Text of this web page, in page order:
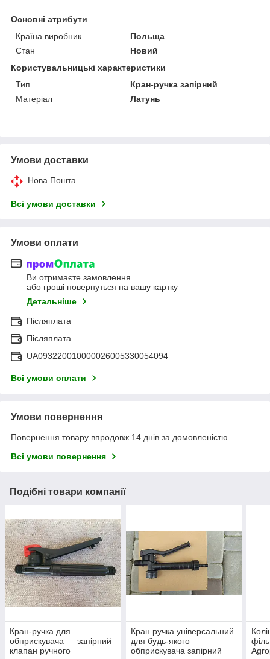
Основні атрибути
Країна виробник
Польща
Стан
Новий
Користувальницькі характеристики
Тип
Кран-ручка запірний
Матеріал
Латунь
Умови доставки
Нова Пошта
Всі умови доставки
Умови оплати
Ви отримаєте замовлення
або гроші повернуться на вашу картку
Детальніше
Післяплата
Післяплата
UA093220010000026005330054094
Всі умови оплати
Умови повернення
Повернення товару впродовж 14 днів за домовленістю
Всі умови повернення
Подібні товари компанії
Кран-ручка для
обприскувача — запірний
клапан ручного
Кран ручка універсальний
для будь-якого
обприскувача запірний